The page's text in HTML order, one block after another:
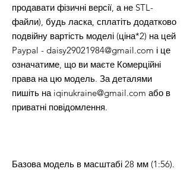
продавати фізичні версії, а не STL-
файли), будь ласка, сплатіть додатково
подвійну вартість моделі (ціна*2) на цей
Paypal - daisy29021984@gmail.com і це
означатиме, що ви маєте Комерційні
права на цю модель. За деталями
пишіть на iqinukraine@gmail.com або в
приватні повідомлення.
Базова модель в масштабі 28 мм (1:56).